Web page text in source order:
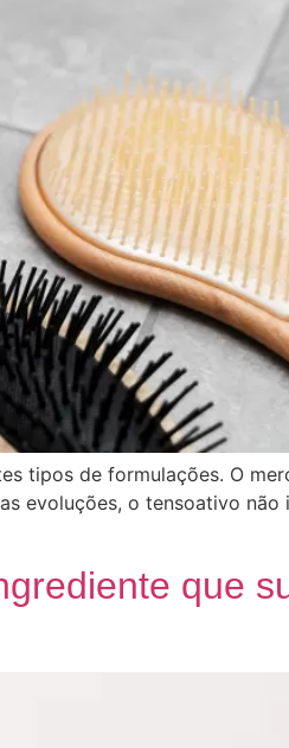
tipos de formulações. O
evoluções, o tensoativo não
que